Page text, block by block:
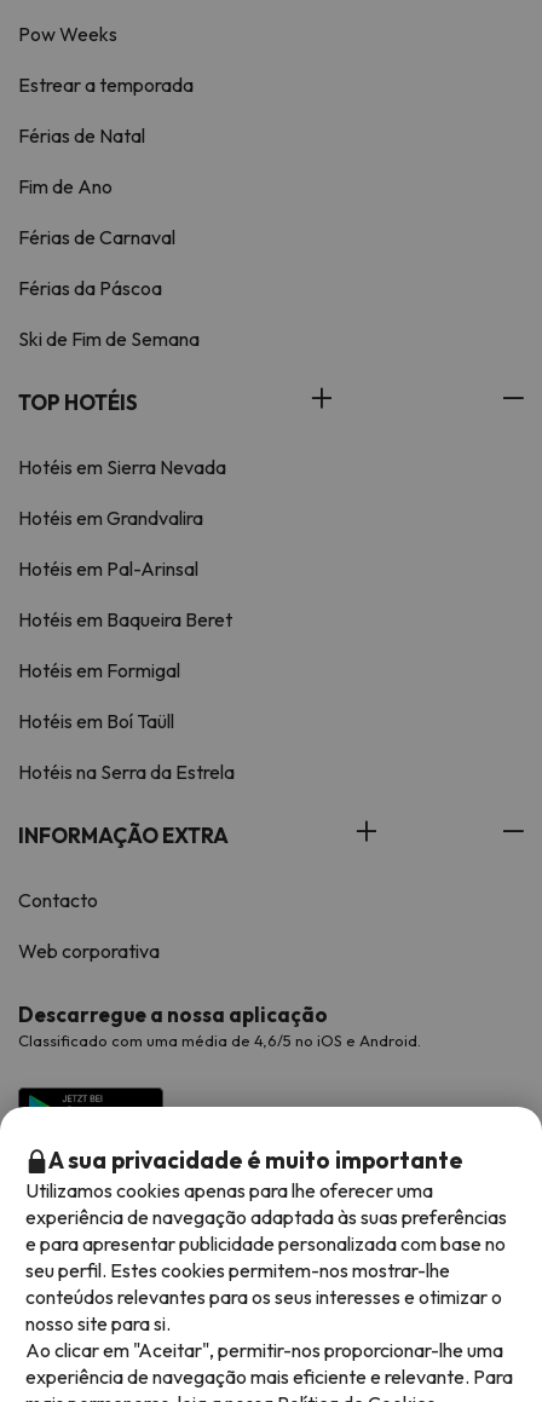
Pow Weeks
Estrear a temporada
Férias de Natal
Fim de Ano
Férias de Carnaval
Férias da Páscoa
Ski de Fim de Semana
TOP HOTÉIS
Hotéis em Sierra Nevada
Hotéis em Grandvalira
Hotéis em Pal-Arinsal
Hotéis em Baqueira Beret
Hotéis em Formigal
Hotéis em Boí Taüll
Hotéis na Serra da Estrela
INFORMAÇÃO EXTRA
Contacto
Web corporativa
Descarregue a nossa aplicação
Classificado com uma média de 4,6/5 no iOS e Android.
Métodos de pagamento disponíveis
A sua privacidade é muito importante
Utilizamos cookies apenas para lhe oferecer uma
experiência de navegação adaptada às suas preferências
e para apresentar publicidade personalizada com base no
seu perfil. Estes cookies permitem-nos mostrar-lhe
conteúdos relevantes para os seus interesses e otimizar o
nosso site para si.
Ao clicar em "Aceitar", permitir-nos proporcionar-lhe uma
experiência de navegação mais eficiente e relevante. Para